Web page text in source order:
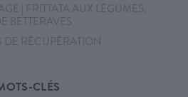
| FRITTATA AUX LÉGUMES,
BETTERAVES
DE RÉCUPÉRATION
CLÉS